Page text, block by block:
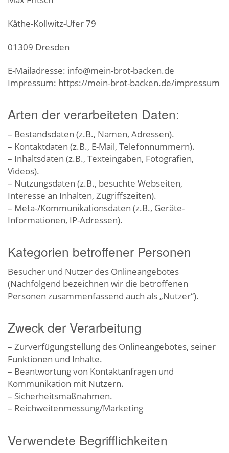
Käthe-Kollwitz-Ufer 79
01309 Dresden
E-Mailadresse: info@mein-brot-backen.de
Impressum: https://mein-brot-backen.de/impressum
Arten der verarbeiteten Daten:
– Bestandsdaten (z.B., Namen, Adressen).
– Kontaktdaten (z.B., E-Mail, Telefonnummern).
– Inhaltsdaten (z.B., Texteingaben, Fotografien,
Videos).
– Nutzungsdaten (z.B., besuchte Webseiten,
Interesse an Inhalten, Zugriffszeiten).
– Meta-/Kommunikationsdaten (z.B., Geräte-
Informationen, IP-Adressen).
Kategorien betroffener Personen
Besucher und Nutzer des Onlineangebotes
(Nachfolgend bezeichnen wir die betroffenen
Personen zusammenfassend auch als „Nutzer“).
Zweck der Verarbeitung
– Zurverfügungstellung des Onlineangebotes, seiner
Funktionen und Inhalte.
– Beantwortung von Kontaktanfragen und
Kommunikation mit Nutzern.
– Sicherheitsmaßnahmen.
– Reichweitenmessung/Marketing
Verwendete Begrifflichkeiten